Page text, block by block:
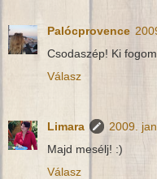
Palócprovence
Csodaszép! Ki
Válasz
Limara
2009.
Majd mesélj! :)
Válasz